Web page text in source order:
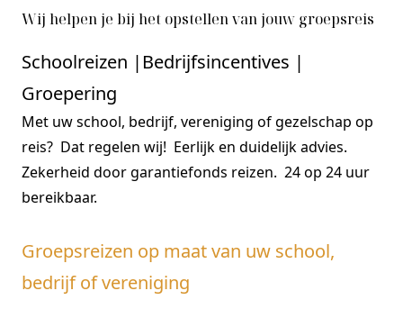
Wij helpen je bij het opstellen van jouw groepsreis
Schoolreizen |Bedrijfsincentives |
Groepering
Met uw school, bedrijf, vereniging of gezelschap op
reis? Dat regelen wij! Eerlijk en duidelijk advies.
Zekerheid door garantiefonds reizen. 24 op 24 uur
bereikbaar.
Groepsreizen op maat van uw school,
bedrijf of vereniging